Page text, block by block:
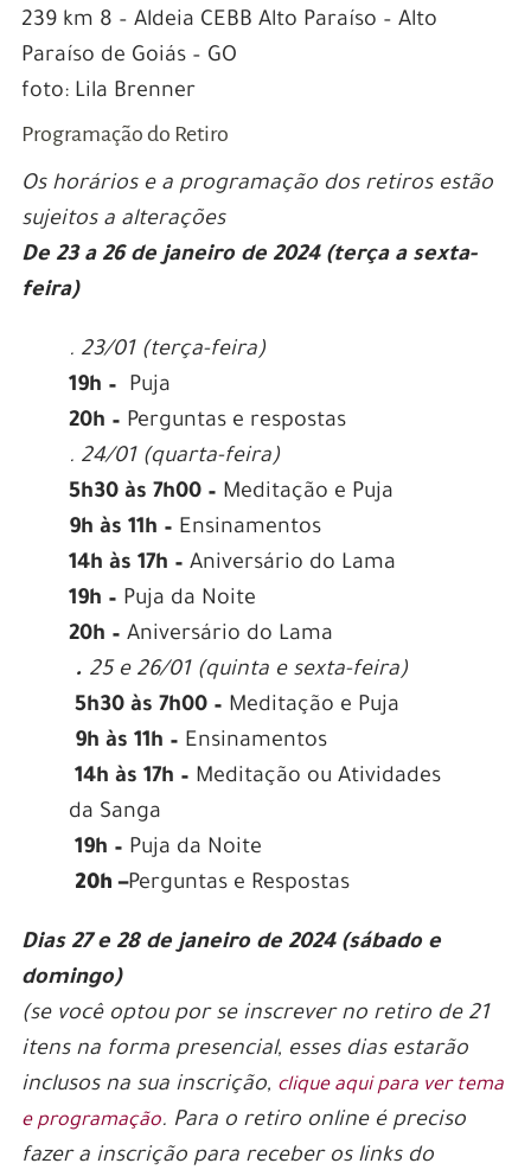
239 km 8 – Aldeia CEBB Alto Paraíso – Alto
Paraíso de Goiás – GO
foto: Lila Brenner
Programação do Retiro
Os horários e a programação dos retiros estão
sujeitos a alterações
De 23 a 26 de janeiro de 2024 (terça a sexta-
feira)
. 23/01 (terça-feira)
19h – Puja
20h – Perguntas e respostas
. 24/01 (quarta-feira)
5h30 às 7h00 – Meditação e Puja
9h às 11h – Ensinamentos
14h às 17h – Aniversário do Lama
19h – Puja da Noite
20h – Aniversário do Lama
. 25 e 26/01 (quinta e sexta-feira)
5h30 às 7h00 – Meditação e Puja
9h às 11h – Ensinamentos
14h às 17h – Meditação ou Atividades
da Sanga
19h – Puja da Noite
20h –Perguntas e Respostas
Dias 27 e 28 de janeiro de 2024 (sábado e
domingo)
(se você optou por se inscrever no retiro de 21
itens na forma presencial, esses dias estarão
inclusos na sua inscrição, clique aqui para ver tema
e programação. Para o retiro online é preciso
fazer a inscrição para receber os links do